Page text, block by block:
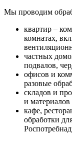
Мы проводим
квартир –
комнатах,
частных
подвалов,
офисов и
разовые
складов и
и материалов
кафе,
обработки